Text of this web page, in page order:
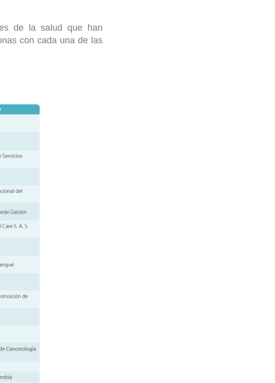
de la salud que han
con cada una de las